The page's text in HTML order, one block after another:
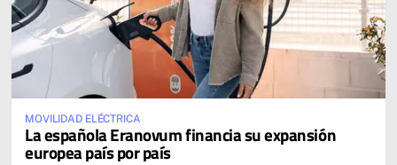
MOVILIDAD ELÉCTRICA
La española Eranovum financia su expansión
europea país por país